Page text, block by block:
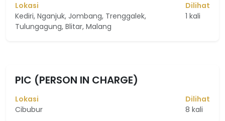
Lokasi
Kediri, Nganjuk, Jombang, Trenggalek,
Tulungagung, Blitar, Malang
Dilihat
1 kali
PIC (PERSON IN CHARGE)
Lokasi
Cibubur
Dilihat
8 kali